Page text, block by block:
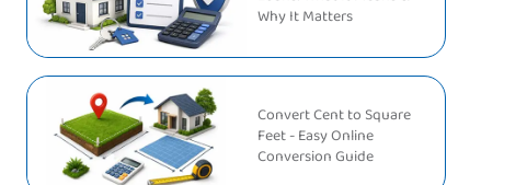
Why It Matters
Convert Cent to Square
Feet - Easy Online
Conversion Guide